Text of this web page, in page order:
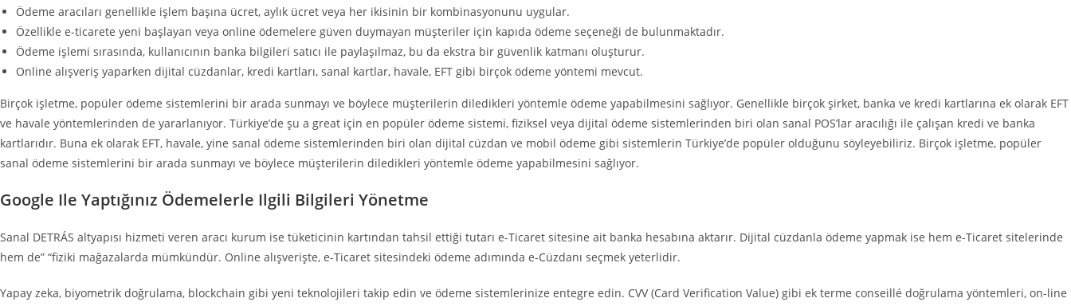
Ödeme aracıları genellikle işlem başına ücret, aylık ücret veya her ikisinin bir kombinasyonunu uygular.
Özellikle e-ticarete yeni başlayan veya online ödemelere güven duymayan müşteriler için kapıda ödeme seçeneği de bulunmaktadır.
Ödeme işlemi sırasında, kullanıcının banka bilgileri satıcı ile paylaşılmaz, bu da ekstra bir güvenlik katmanı oluşturur.
Online alışveriş yaparken dijital cüzdanlar, kredi kartları, sanal kartlar, havale, EFT gibi birçok ödeme yöntemi mevcut.
Birçok işletme, popüler ödeme sistemlerini bir arada sunmayı ve böylece müşterilerin diledikleri yöntemle ödeme yapabilmesini sağlıyor. Genellikle birçok şirket, banka ve kredi kartlarına ek olarak EFT
ve havale yöntemlerinden de yararlanıyor. Türkiye’de şu a great için en popüler ödeme sistemi, fiziksel veya dijital ödeme sistemlerinden biri olan sanal POS’lar aracılığı ile çalışan kredi ve banka
kartlarıdır. Buna ek olarak EFT, havale, yine sanal ödeme sistemlerinden biri olan dijital cüzdan ve mobil ödeme gibi sistemlerin Türkiye’de popüler olduğunu söyleyebiliriz. Birçok işletme, popüler
sanal ödeme sistemlerini bir arada sunmayı ve böylece müşterilerin diledikleri yöntemle ödeme yapabilmesini sağlıyor.
Google Ile Yaptığınız Ödemelerle Ilgili Bilgileri Yönetme
Sanal DETRÁS altyapısı hizmeti veren aracı kurum ise tüketicinin kartından tahsil ettiği tutarı e-Ticaret sitesine ait banka hesabına aktarır. Dijital cüzdanla ödeme yapmak ise hem e-Ticaret sitelerinde
hem de” “fiziki mağazalarda mümkündür. Online alışverişte, e-Ticaret sitesindeki ödeme adımında e-Cüzdanı seçmek yeterlidir.
Yapay zeka, biyometrik doğrulama, blockchain gibi yeni teknolojileri takip edin ve ödeme sistemlerinize entegre edin. CVV (Card Verification Value) gibi ek terme conseillé doğrulama yöntemleri, on-line